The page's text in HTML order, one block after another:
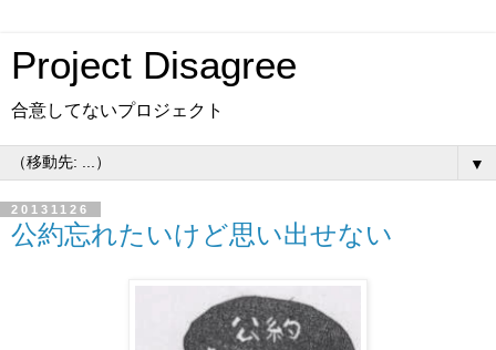
Project Disagree
合意してないプロジェクト
▼
20131126
公約忘れたいけど思い出せない